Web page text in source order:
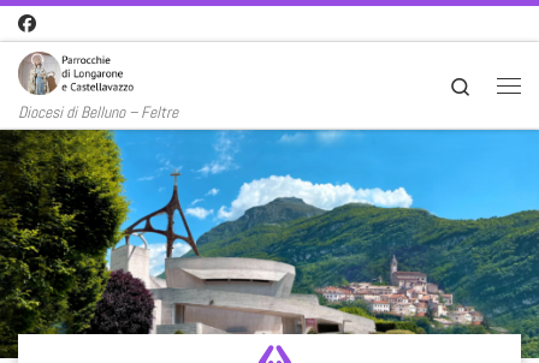
Passa al contenuto
Diocesi di Belluno – Feltre
Search